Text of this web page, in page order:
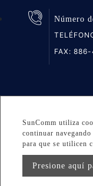
SunComm utiliza
continuar
para que se utilicen
Presione aquí
Número
FAX:
Copyright © 2026